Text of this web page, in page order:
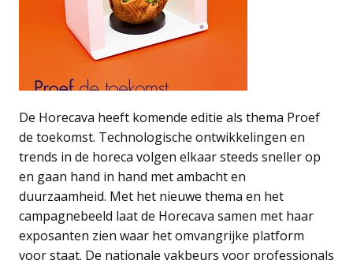
De Horecava heeft komende editie als thema Proef
de toekomst. Technologische ontwikkelingen en
trends in de horeca volgen elkaar steeds sneller op
en gaan hand in hand met ambacht en
duurzaamheid. Met het nieuwe thema en het
campagnebeeld laat de Horecava samen met haar
exposanten zien waar het omvangrijke platform
voor staat. De nationale vakbeurs voor professionals